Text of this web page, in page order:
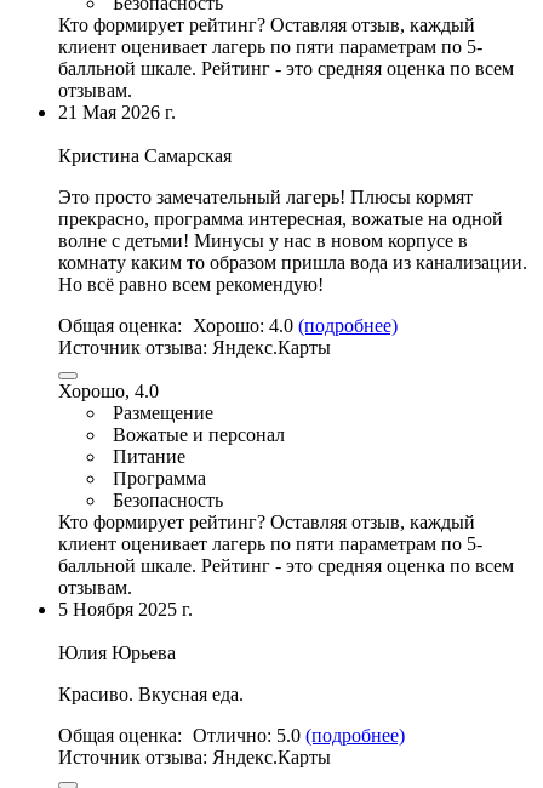
Кто формирует рейтинг? Оставляя отзыв, каждый
клиент оценивает лагерь по пяти параметрам по 5-
балльной шкале. Рейтинг - это средняя оценка по всем
отзывам.
21 Мая 2026 г.
Кристина Самарская
Это просто замечательный лагерь! Плюсы кормят
прекрасно, программа интересная, вожатые на одной
волне с детьми! Минусы у нас в новом корпусе в
комнату каким то образом пришла вода из канализации.
Но всë равно всем рекомендую!
Общая оценка:
Хорошо: 4.0 (подробнее)
Источник отзыва: Яндекс.Карты
Хорошо, 4.0
Размещение
Вожатые и персонал
Питание
Программа
Безопасность
Кто формирует рейтинг? Оставляя отзыв, каждый
клиент оценивает лагерь по пяти параметрам по 5-
балльной шкале. Рейтинг - это средняя оценка по всем
отзывам.
5 Ноября 2025 г.
Юлия Юрьева
Красиво. Вкусная еда.
Общая оценка: Отлично: 5.0 (подробнее)
Источник отзыва: Яндекс.Карты